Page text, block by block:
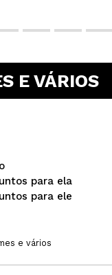
E VÁRIOS
para ela
para ele
e vários